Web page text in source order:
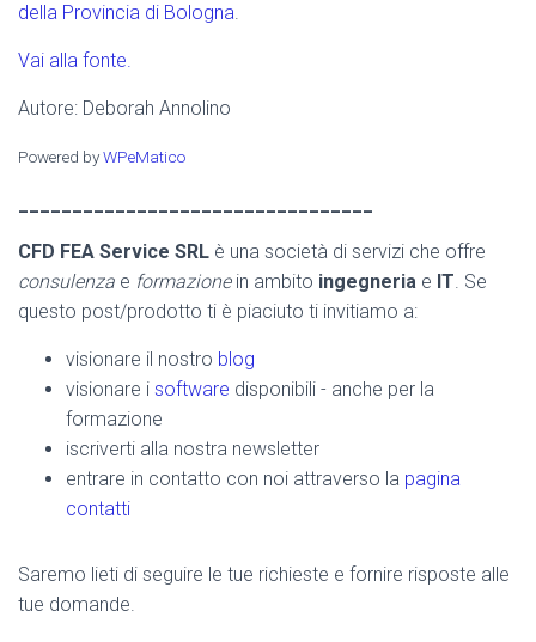
della Provincia di Bologna.
Vai alla fonte.
Autore: Deborah Annolino
Powered byWPeMatico
CFD FEA Service SRL è una società di servizi che offre
consulenza e formazionein ambito ingegneria e IT. Se
questo post/prodotto ti è piaciuto ti invitiamo a:
visionare il nostro blog
visionare i software disponibili - anche per la
formazione
iscriverti alla nostra newsletter
entrare in contatto con noi attraverso la pagina
contatti
Saremo lieti di seguire le tue richieste e fornire risposte alle
tue domande.